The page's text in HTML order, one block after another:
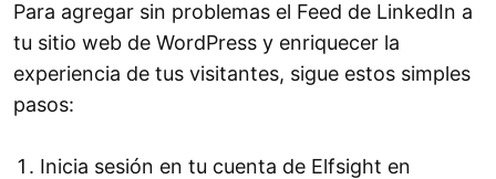
Para agregar sin problemas el Feed de LinkedIn a
tu sitio web de WordPress y enriquecer la
experiencia de tus visitantes, sigue estos simples
pasos:
Inicia sesión en tu cuenta de Elfsight en